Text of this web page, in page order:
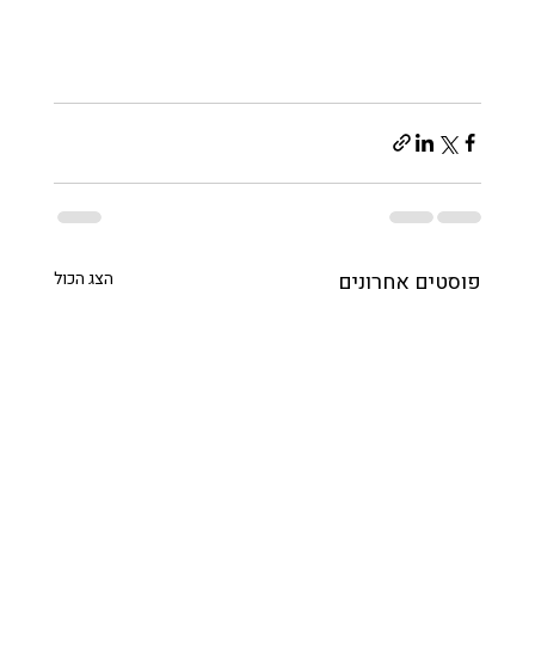
פוסטים אחרונים הצג הכול